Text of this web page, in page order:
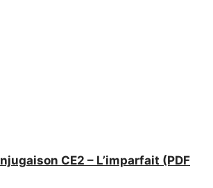
CE2 – L’imparfait (PDF